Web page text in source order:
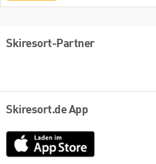
Skiresort-Partner
Skiresort.de App
App
Store